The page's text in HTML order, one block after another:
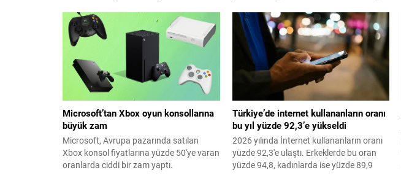
Microsoft’tan Xbox oyun konsollarına
büyük zam
Microsoft, Avrupa pazarında satılan
Xbox konsol fiyatlarına yüzde 50'ye varan
oranlarda ciddi bir zam yaptı.
Türkiye’de internet kullananların oranı
bu yıl yüzde 92,3’e yükseldi
2026 yılında İnternet kullananların oranı
yüzde 92,3'e ulaştı. Erkeklerde bu oran
yüzde 94,8, kadınlarda ise yüzde 89,9